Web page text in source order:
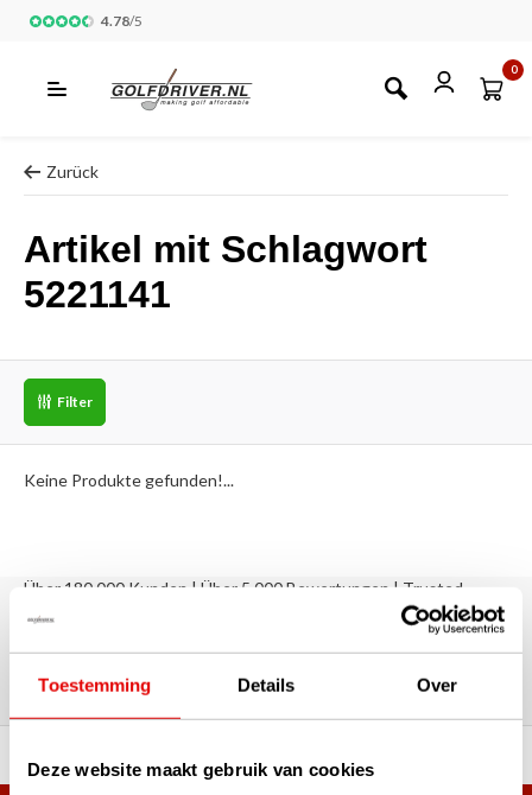
Toestemming Details Over
Deze website maakt gebruik van cookies
4.78/5
0
Zurück
Artikel mit Schlagwort
5221141
Filter
Keine Produkte gefunden!...
Über 180.000 Kunden | Über 5.000 Bewertungen | Trusted
Bewertungen: Das sagen unsere
Kunden